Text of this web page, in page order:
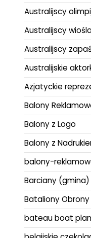
Australijscy
Australijscy
Australijscy
Australijskie
Azjatyckie
Balony
Balony z Logo
Balony z
balony-
Barciany (gmina)
Bataliony
bateau boat